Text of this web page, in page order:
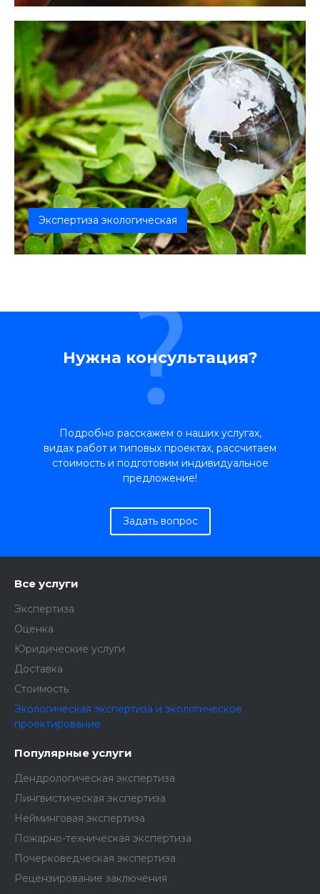
Экспертиза экологическая
Забота о сохранении безопасной окружающей
Нужна консультация?
Подробно расскажем о наших услугах,
видах работ и типовых проектах, рассчитаем
стоимость и подготовим индивидуальное
предложение!
Задать вопрос
Все услуги
Экспертиза
Оценка
Юридические услуги
Доставка
Стоимость
Экологическая экспертиза и экологическое
проектирование
Популярные услуги
Дендрологическая экспертиза
Лингвистическая экспертиза
Нейминговая экспертиза
Пожарно-техническая экспертиза
Почерковедческая экспертиза
Рецензирование заключения